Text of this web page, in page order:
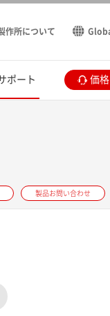
作所について
ポート 価
製品お問い合わせ